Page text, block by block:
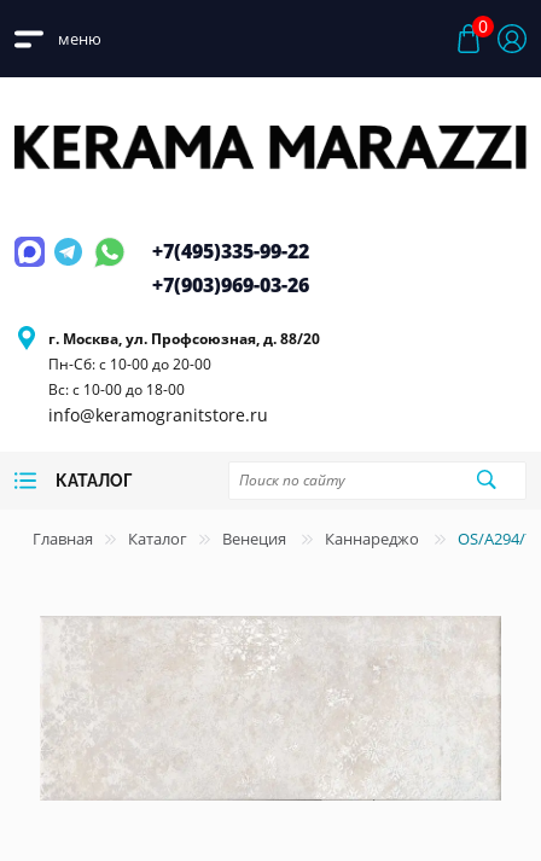
меню
0
г. Москва, ул. Профсоюзная, д. 88/20
Пн-Сб: с 10-00 до 20-00
Вс: с 10-00 до 18-00
info@keramogranitstore.ru
+7(495)335-99-22
+7(903)969-03-26
КАТАЛОГ
Главная Каталог Венеция Каннареджо OS/A294/